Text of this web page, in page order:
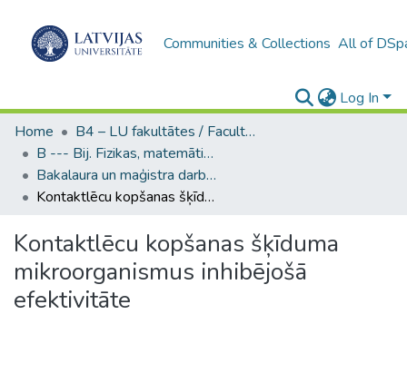
Communities & Collections All of
Log In
Home
B4 – LU fakultātes / Faculties of the UL
B --- Bij. Fizikas, matemātikas un optometrijas fakultātes studentu noslēguma darbi / Faculty of Physics, Mathematics and Optometry - Graduate works
Bakalaura un maģistra darbi (FMOF) / Bachelor's and Master's theses
Kontaktlēcu kopšanas šķīduma mikroorganismus inhibējošā efektivitāte
Kontaktlēcu kopšanas šķīduma
mikroorganismus inhibējošā
efektivitāte